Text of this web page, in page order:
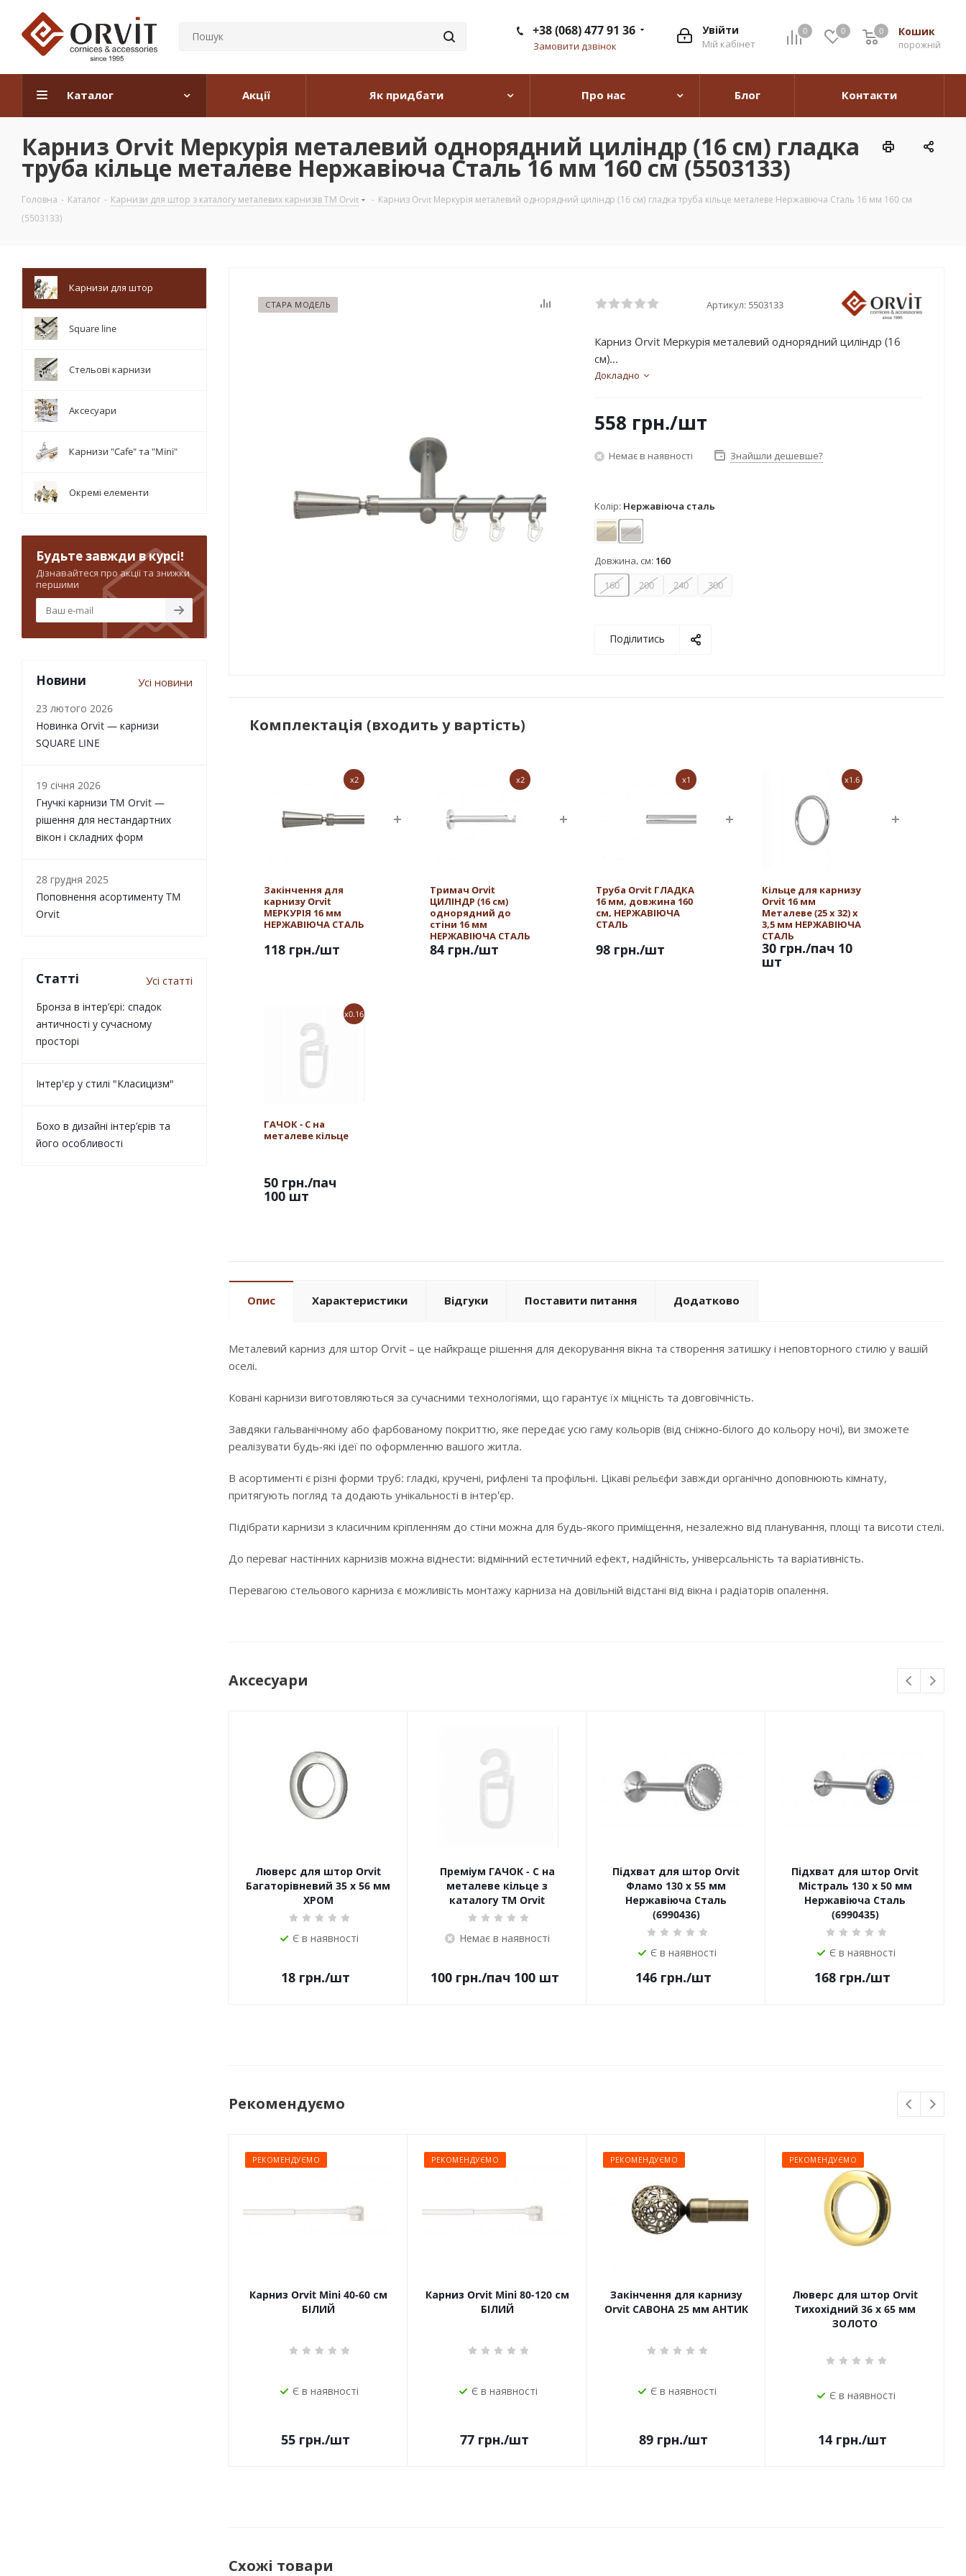
0 0 Кошик
0
порожній
0
Увійти
Мій кабінет
+38 (068) 477 91 36
Замовити дзвінок
Каталог Акції Як придбати Про нас Блог Контакти
Карниз Orvit Меркурія металевий однорядний циліндр (16 см) гладка
труба кільце металеве Нержавіюча Сталь 16 мм 160 см (5503133)
Головна - Каталог - Карнизи для штор з каталогу металевих карнизів TM Orvit - Карниз Orvit Меркурія металевий однорядний циліндр (16 см) гладка труба кільце металеве Нержавіюча Сталь 16 мм 160 см
(5503133)
СТАРА МОДЕЛЬ Артикул: 5503133
Карниз Orvit Меркурія металевий однорядний циліндр (16
см)...
Докладно
558 грн./шт
Немає в наявності Знайшли дешевше?
Колір: Нержавіюча сталь
АнтикНержавіюча сталь
Довжина, см: 160
160
200 240 300
Поділитись
Комплектація (входить у вартість)
x2
Закінчення для
карнизу Orvit
МЕРКУРІЯ 16 мм
НЕРЖАВІЮЧА СТАЛЬ
118 грн./шт
x2
Тримач Orvit
ЦИЛІНДР (16 см)
однорядний до
стіни 16 мм
НЕРЖАВІЮЧА СТАЛЬ
84 грн./шт
x1
Труба Orvit ГЛАДКА
16 мм, довжина 160
см, НЕРЖАВІЮЧА
СТАЛЬ
98 грн./шт
x1.6
Кільце для карнизу
Orvit 16 мм
Металеве (25 х 32) х
3,5 мм НЕРЖАВІЮЧА
СТАЛЬ
30 грн./пач 10
шт
x0.16
ГАЧОК - С на
металеве кільце
50 грн./пач
100 шт
Опис Характеристики Відгуки Поставити питання Додатково
Металевий карниз для штор Orvit – це найкраще рішення для декорування вікна та створення затишку і неповторного стилю у вашій
оселі.
Ковані карнизи виготовляються за сучасними технологіями, що гарантує їх міцність та довговічність.
Завдяки гальванічному або фарбованому покриттю, яке передає усю гаму кольорів (від сніжно-білого до кольору ночі), ви зможете
реалізувати будь-які ідеї по оформленню вашого житла.
В асортименті є різні форми труб: гладкі, кручені, рифлені та профільні. Цікаві рельєфи завжди органічно доповнюють кімнату,
притягують погляд та додають унікальності в інтер'єр.
Підібрати карнизи з класичним кріпленням до стіни можна для будь-якого приміщення, незалежно від планування, площі та висоти стелі.
До переваг настінних карнизів можна віднести: відмінний естетичний ефект, надійність, універсальність та варіативність.
Перевагою стельового карниза є можливість монтажу карниза на довільній відстані від вікна і радіаторів опалення.
Аксесуари
Люверс для штор Orvit
Багаторівневий 35 х 56 мм
ХРОМ
Є в наявності
18 грн./шт
Преміум ГАЧОК - С на
металеве кільце з
каталогу TM Orvit
Немає в наявності
100грн./пач 100 шт
Підхват для штор Orvit
Фламо 130 х 55 мм
Нержавіюча Сталь
(6990436)
Є в наявності
146 грн./шт
Підхват для штор Orvit
Містраль 130 х 50 мм
Нержавіюча Сталь
(6990435)
Є в наявності
168 грн./шт
Рекомендуємо
РЕКОМЕНДУЄМО
Карниз Orvit Mini 40-60 см
БІЛИЙ
Є в наявності
55 грн./шт
РЕКОМЕНДУЄМО
Карниз Orvit Mini 80-120 см
БІЛИЙ
Є в наявності
77 грн./шт
РЕКОМЕНДУЄМО
Закінчення для карнизу
Orvit САВОНА 25 мм АНТИК
Є в наявності
89 грн./шт
РЕКОМЕНДУЄМО
Люверс для штор Orvit
Тихохідний 36 х 65 мм
ЗОЛОТО
Є в наявності
14 грн./шт
Схожі товари
Карнизи для штор
Square line
Стельові карнизи
Аксесуари
Карнизи "Cafe" та "Mini"
Окремі елементи
Будьте завжди в курсі!
Дізнавайтеся про акції та знижки
першими
Новини Усі новини
23 лютого 2026
Новинка Orvit — карнизи
SQUARE LINE
19 січня 2026
Гнучкі карнизи TM Orvit —
рішення для нестандартних
вікон і складних форм
28 грудня 2025
Поповнення асортименту TM
Orvit
Статті Усі статті
Бронза в інтер’єрі: спадок
античності у сучасному
просторі
Інтер'єр у стилі "Класицизм"
Бохо в дизайні інтер’єрів та
його особливості